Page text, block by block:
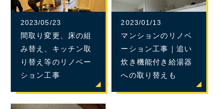
2023/05/23
間取り変更、床の組
み替え、キッチン取
り替え等のリノベー
ション工事
2023/01/13
マンションのリノベ
ーション工事｜追い
炊き機能付き給湯器
への取り替えも